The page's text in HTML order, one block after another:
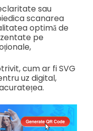
sau
scanarea
optimă de
pe
cum ar fi SVG
uz digital,